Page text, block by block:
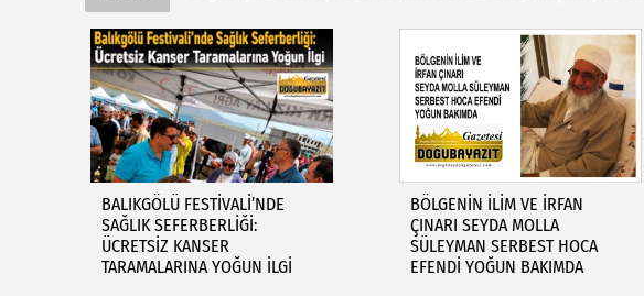
BALIKGÖLÜ FESTİVALİ’NDE
SAĞLIK SEFERBERLİĞİ:
ÜCRETSİZ KANSER
TARAMALARINA YOĞUN İLGİ
BÖLGENİN İLİM VE İRFAN
ÇINARI SEYDA MOLLA
SÜLEYMAN SERBEST HOCA
EFENDİ YOĞUN BAKIMDA